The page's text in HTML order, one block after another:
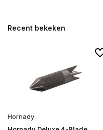
Recent bekeken
Hornady